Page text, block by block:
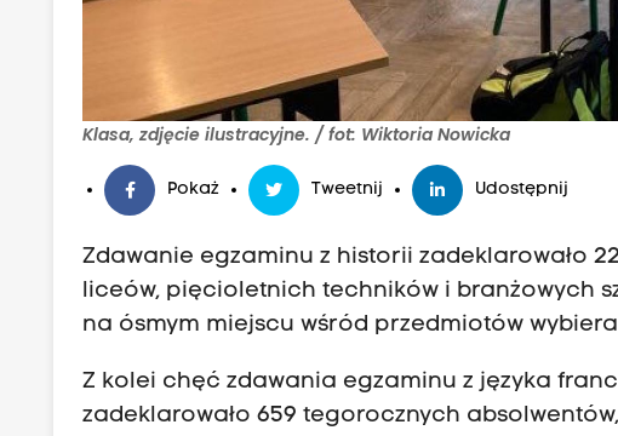
Klasa, zdjęcie ilustracyjne. / fot: Wiktoria Nowicka
Pokaż Tweetnij Udostępnij
Zdawanie egzaminu z historii zadeklarowało
liceów, pięcioletnich techników i branżowych
na ósmym miejscu wśród przedmiotów
Z kolei chęć zdawania egzaminu z języka
zadeklarowało 659 tegorocznych